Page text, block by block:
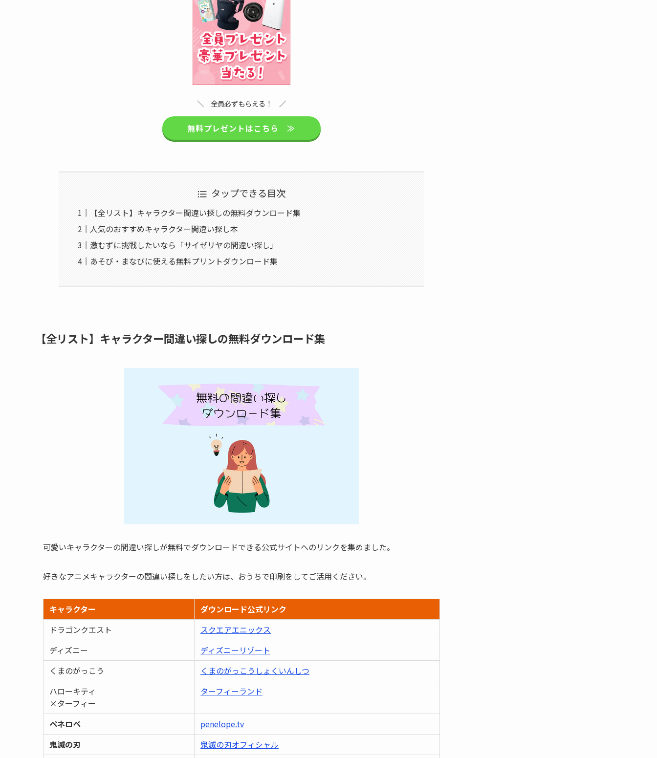
＼ 全員必ずもらえる！ ／
無料プレゼントはこちら ≫
タップできる目次
【全リスト】キャラクター間違い探しの無料ダウンロード集
人気のおすすめキャラクター間違い探し本
激むずに挑戦したいなら「サイゼリヤの間違い探し」
あそび・まなびに使える無料プリントダウンロード集
【全リスト】キャラクター間違い探しの無料ダウンロード集
可愛いキャラクターの間違い探しが無料でダウンロードできる公式サイトへのリンクを集めました。
好きなアニメキャラクターの間違い探しをしたい方は、おうちで印刷をしてご活用ください。
キャラクター
ダウンロード公式リンク
ドラゴンクエスト
スクエアエニックス
ディズニー
ディズニーリゾート
くまのがっこう
くまのがっこうしょくいんしつ
ハローキティ
×ターフィー
ターフィーランド
ペネロペ
penelope.tv
鬼滅の刃
鬼滅の刃オフィシャル